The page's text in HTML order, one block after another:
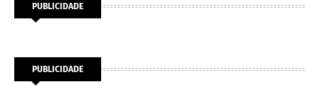
PUBLICIDADE
PUBLICIDADE